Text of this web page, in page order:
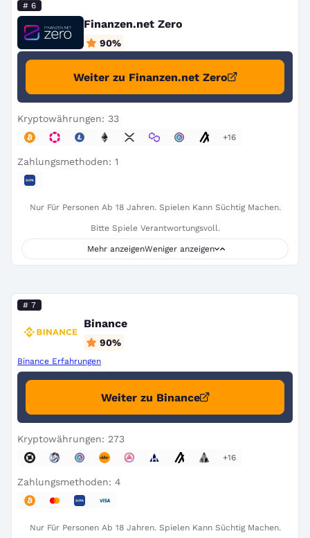
# 6
Finanzen.net Zero
90%
Weiter zu Finanzen.net Zero
Kryptowährungen: 33
+16
Zahlungsmethoden: 1
Nur Für Personen Ab 18 Jahren. Spielen Kann Süchtig Machen.
Bitte Spiele Verantwortungsvoll.
Mehr anzeigenWeniger anzeigen
# 7
Binance
90%
Binance Erfahrungen
Weiter zu Binance
Kryptowährungen: 273
+16
Zahlungsmethoden: 4
Nur Für Personen Ab 18 Jahren. Spielen Kann Süchtig Machen.